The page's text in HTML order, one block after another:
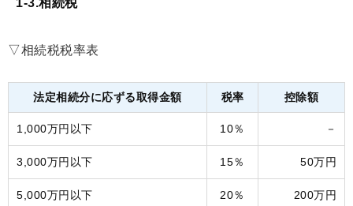
▽相続税税率表
法定相続分に応ずる取得金額 税率 控除額
1,000万円以下 10％ －
3,000万円以下 15％ 50万円
5,000万円以下 20％ 200万円